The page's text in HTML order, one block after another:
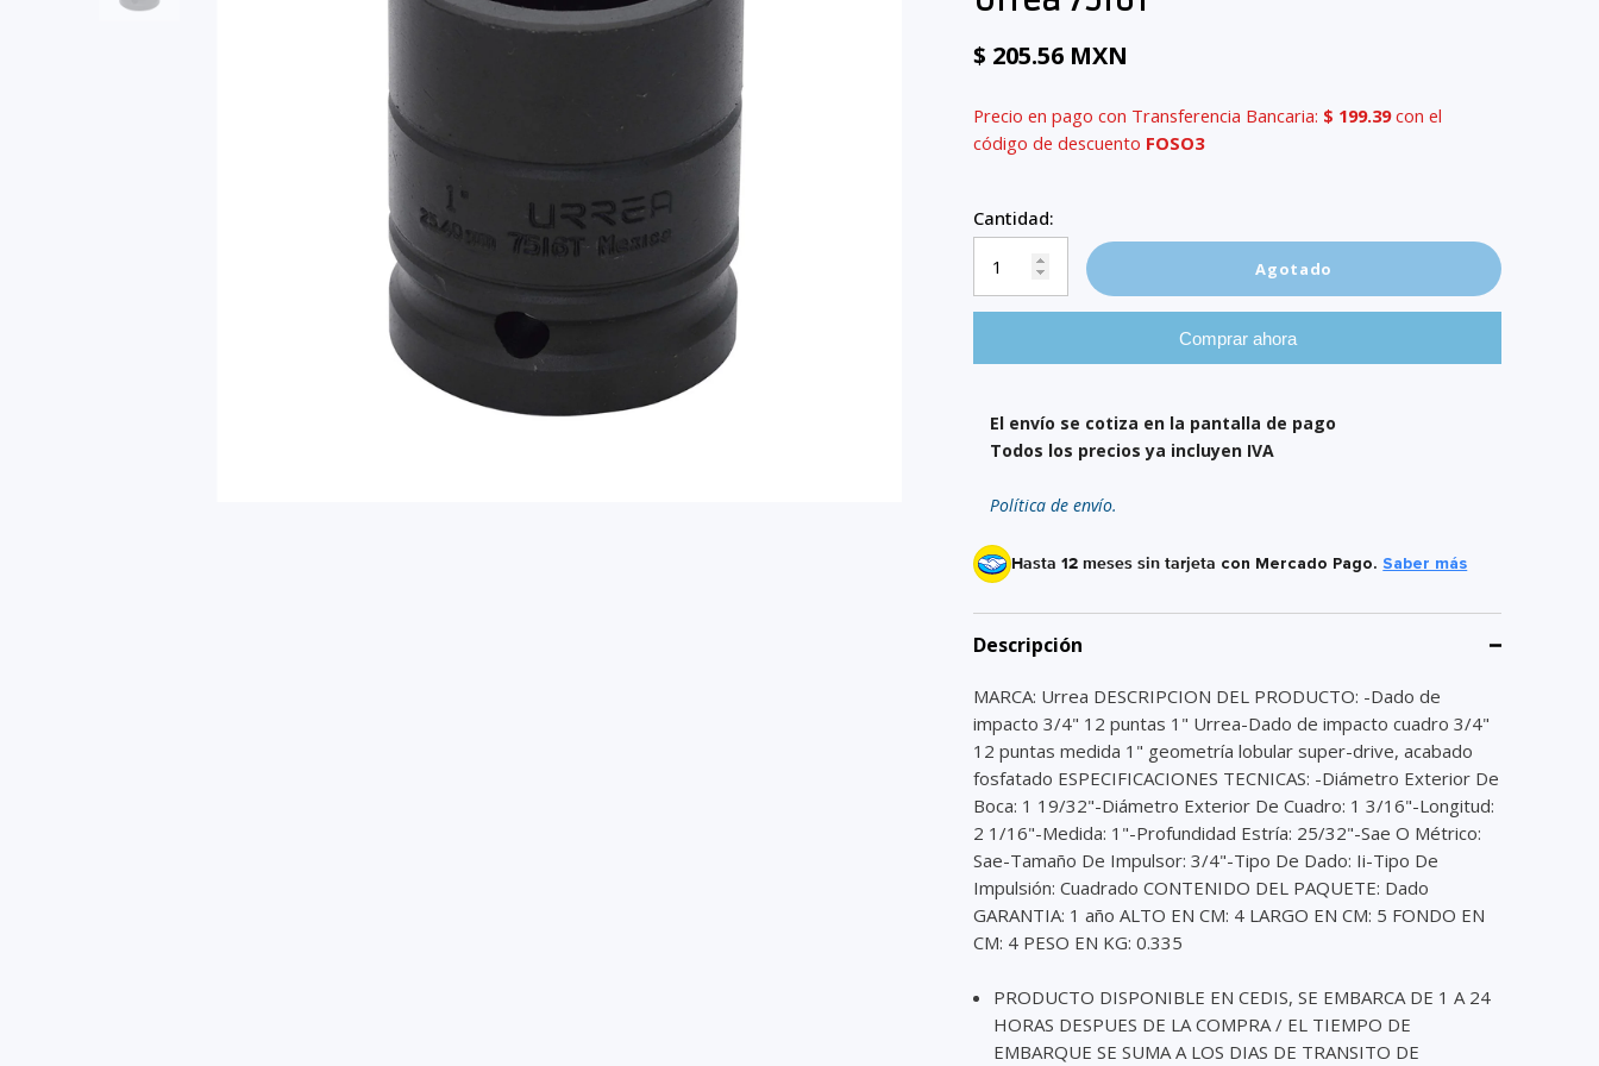
$ 205.56 MXN
Precio en pago con Transferencia Bancaria: $ 199.39con el
código de descuento FOSO3
Cantidad:
Agotado
Comprar ahora
El envío se cotiza en la pantalla de pago
Todos los precios ya incluyen IVA
Política de envío.
Hasta 12 meses sin tarjeta con Mercado Pago. Saber más
Descripción
MARCA: Urrea DESCRIPCION DEL PRODUCTO: -Dado de
impacto 3/4" 12 puntas 1" Urrea-Dado de impacto cuadro 3/4"
12 puntas medida 1" geometría lobular super-drive, acabado
fosfatado ESPECIFICACIONES TECNICAS: -Diámetro Exterior De
Boca: 1 19/32"-Diámetro Exterior De Cuadro: 1 3/16"-Longitud:
2 1/16"-Medida: 1"-Profundidad Estría: 25/32"-Sae O Métrico:
Sae-Tamaño De Impulsor: 3/4"-Tipo De Dado: Ii-Tipo De
Impulsión: Cuadrado CONTENIDO DEL PAQUETE: Dado
GARANTIA: 1 año ALTO EN CM: 4 LARGO EN CM: 5 FONDO EN
CM: 4 PESO EN KG: 0.335
PRODUCTO DISPONIBLE EN CEDIS, SE EMBARCA DE 1 A 24
HORAS DESPUES DE LA COMPRA / EL TIEMPO DE
EMBARQUE SE SUMA A LOS DIAS DE TRANSITO DE